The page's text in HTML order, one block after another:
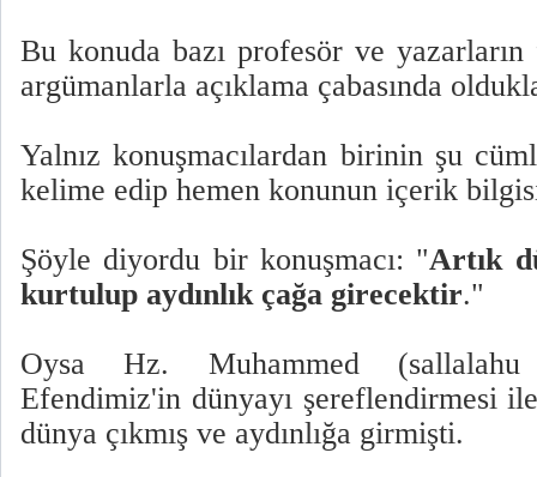
Bu konuda bazı profesör ve yazarların
argümanlarla açıklama çabasında
Yalnız konuşmacılardan birinin şu
kelime edip hemen konunun içerik
Şöyle diyordu bir konuşmacı: "Artık
kurtulup aydınlık çağa girecektir."
Oysa Hz. Muhammed
Efendimiz'in dünyayı şereflendirmesi
dünya çıkmış ve aydınlığa girmişti.